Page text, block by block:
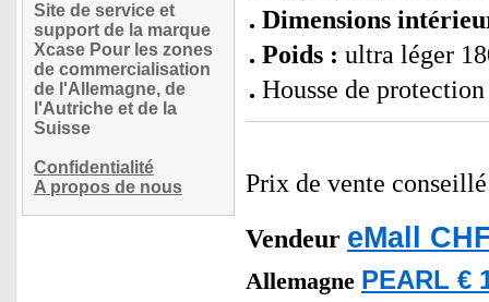
Site de service et
support de la marque
Xcase Pour les zones
de commercialisation
de l'Allemagne, de
l'Autriche et de la
Suisse
Confidentialité
A propos de nous
Dimensions
Poids : ultra léger
Housse de
Prix de vente
Vendeur eMall
Allemagne PEARL €